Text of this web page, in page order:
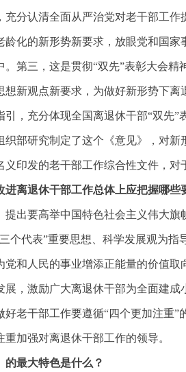
充分认清全面从严治党对老干部工
龄化的新形势新要求，放眼党和国
。第三，这是贯彻“双先”表彰大会
想新观点新要求，为做好新形势下
引，充分体现全国离退休干部“双先
织部研究制定了这个《意见》，对
义印发的老干部工作综合性文件，
进离退休干部工作总体上应把握哪些
出要高举中国特色社会主义伟大旗
个代表”重要思想、科学发展观为
党和人民的事业增添正能量的价值
展，激励广大离退休干部为全面建
好老干部工作要遵循“四个更加注重
重加强对离退休干部工作的领导。
的最大特色是什么？